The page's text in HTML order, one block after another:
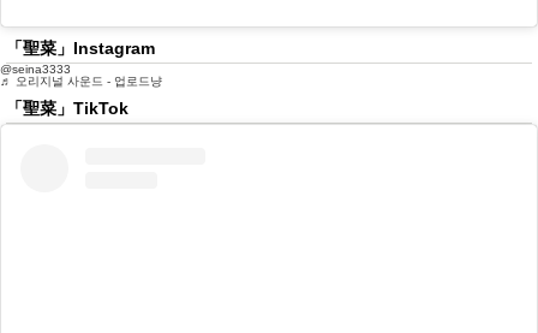
「聖菜」Instagram
@seina3333
♬ 오리지널 사운드 - 업로드냥
「聖菜」TikTok